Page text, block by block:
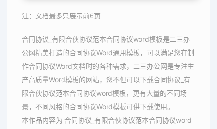
注：文档最多只展示前6页
合同协议_有限合伙协议范本合同协议word模板是二三办
公网精美打造的合同协议Word通用模板，可以满足您在制
作合同协议Word文档时的各种需求，二三办公网是专注生
产高质量Word模板的网站，您不但可以下载合同协议_有
限合伙协议范本合同协议word模板，更有大量的不同场
景，不同风格的合同协议Word模板可供下载使用。
本作品内容为 合同协议_有限合伙协议范本合同协议word